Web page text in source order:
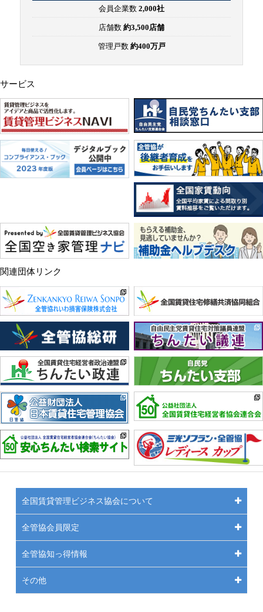
会員企業数 2,000社
店舗数 約3,500店舗
管理戸数 約400万戸
サービス
関連団体リンク
全国賃貸管理ビジネス協会について
全管協会員限定
全管協知っ得情報
その他